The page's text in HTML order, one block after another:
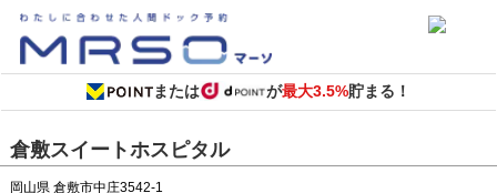
または が最大3.5%貯まる！
倉敷スイートホスピタル
岡山県 倉敷市中庄3542-1